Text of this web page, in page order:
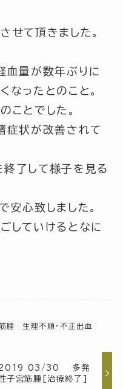
せて頂きました。
血量が数年ぶりに
なったとのこと。
ことでした。
症状が改善されて
了して様子を見る
安心致しました。
していけるとなに
腫 生理不順・不正出血
03/30 多発
子宮筋腫[治療終了]